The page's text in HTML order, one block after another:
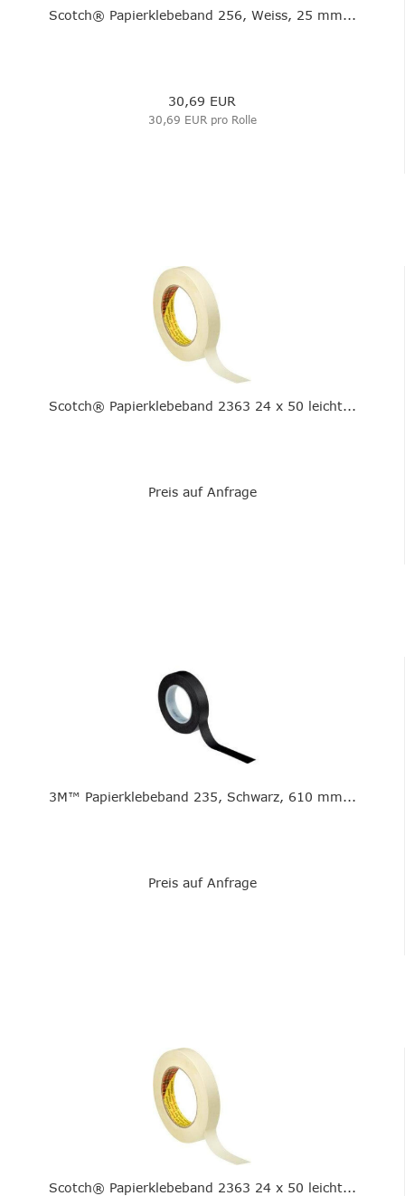
Scotch® Papierklebeband 256, Weiss, 25 mm...
30,69 EUR
30,69 EUR pro Rolle
Scotch® Papierklebeband 2363 24 x 50 leicht...
Preis auf Anfrage
3M™ Papierklebeband 235, Schwarz, 610 mm...
Preis auf Anfrage
Scotch® Papierklebeband 2363 24 x 50 leicht...